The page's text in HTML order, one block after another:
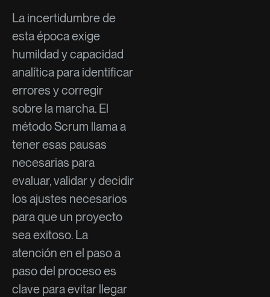
La incertidumbre de
esta época exige
humildad y capacidad
analítica para identificar
errores y corregir
sobre la marcha. El
método Scrum llama a
tener esas pausas
necesarias para
evaluar, validar y decidir
los ajustes necesarios
para que un proyecto
sea exitoso. La
atención en el paso a
paso del proceso es
clave para evitar llegar